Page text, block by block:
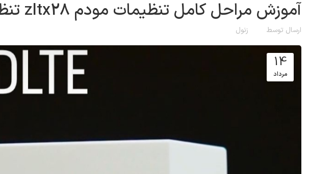
آموزش مراحل کامل تنظیمات مودم zltx28 تنظیمات مودم zltx28+
ارسال توسط زنول
14
مرداد